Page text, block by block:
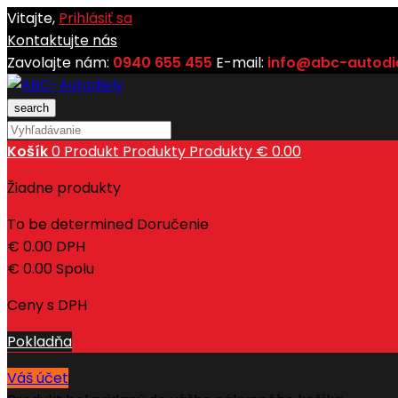
Vitajte, Prihlásiť sa
Kontaktujte nás
Zavolajte nám: 0940 655 455 E-mail: info@abc-
search
Košík0 Produkt Produkty Produkty € 0.00
Žiadne produkty
To be determined Doručenie
€ 0.00 DPH
€ 0.00Spolu
Ceny s DPH
Pokladňa
Váš účet